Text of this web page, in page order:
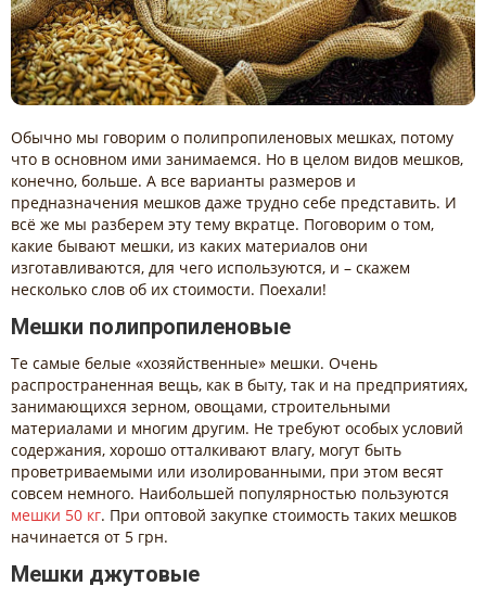
Обычно мы говорим о полипропиленовых мешках, потому
что в основном ими занимаемся. Но в целом видов мешков,
конечно, больше. А все варианты размеров и
предназначения мешков даже трудно себе представить. И
всё же мы разберем эту тему вкратце. Поговорим о том,
какие бывают мешки, из каких материалов они
изготавливаются, для чего используются, и – скажем
несколько слов об их стоимости. Поехали!
Мешки полипропиленовые
Те самые белые «хозяйственные» мешки. Очень
распространенная вещь, как в быту, так и на предприятиях,
занимающихся зерном, овощами, строительными
материалами и многим другим. Не требуют особых условий
содержания, хорошо отталкивают влагу, могут быть
проветриваемыми или изолированными, при этом весят
совсем немного. Наибольшей популярностью пользуются
мешки 50 кг. При оптовой закупке стоимость таких мешков
начинается от 5 грн.
Мешки джутовые